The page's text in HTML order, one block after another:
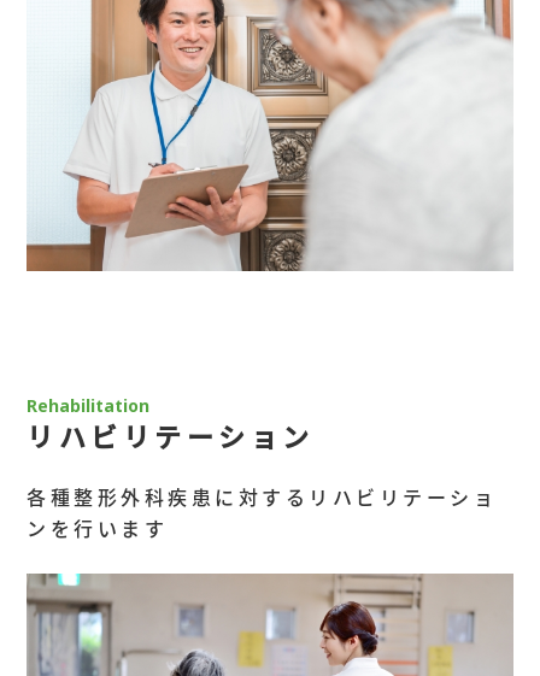
Rehabilitation
リハビリテーション
各種整形外科疾患に対するリハビリテーショ
ンを行います